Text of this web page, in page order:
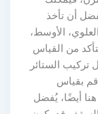
أن تأخذ
الأوسط،
من القياس
الستائر
قم بقياس
أيضًا، يُفضل